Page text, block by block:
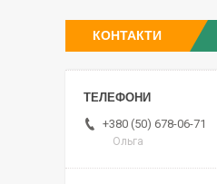
КОНТАКТИ
+380 (50) 678-06-71
Ольга